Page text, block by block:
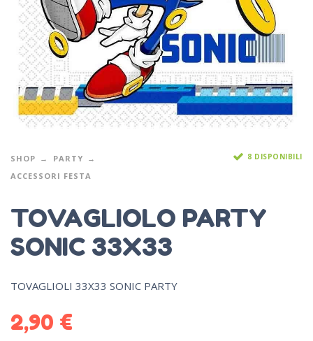
SHOP
PARTY
ACCESSORI FESTA
8 DISPONIBILI
TOVAGLIOLO PARTY
SONIC 33X33
TOVAGLIOLI 33X33 SONIC PARTY
2,90 €